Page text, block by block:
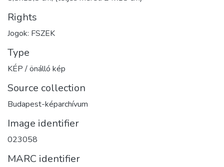
Rights
Jogok: FSZEK
Type
KÉP / önálló kép
Source collection
Budapest-képarchívum
Image identifier
023058
MARC identifier